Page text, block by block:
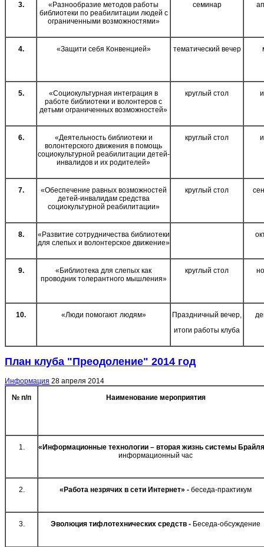
3.
«Разнообразие методов работы
библиотеки по реабилитации людей с
ограниченными возможностями»
семинар
4. «Защити себя Конвенцией» тематический вечер
5.
«Социокультурная интеграция в
работе библиотеки и волонтеров с
детьми ограниченных возможностей»
круглый стол
6.
«Деятельность библиотеки и
волонтерского движения в помощь
социокультурной реабилитации детей-
инвалидов и их родителей»
круглый стол
7.
«Обеспечение равных возможностей
детей-инвалидам средства
социокультурной реабилитации»
круглый стол
8.
«Развитие сотрудничества библиотеки
для слепых и волонтерское движение»
9.
«Библиотека для слепых как
проводник толерантного мышления»
круглый стол
10. «Люди помогают людям»
Праздничный вечер,
итоги работы клуба
План клуба "Преодоление" 2014 год
Информация 28 апреля 2014
№ п/п
Наименование мероприятия
1.
«Информационные технологии – вторая жизнь системы
информационный час
2. «Работа незрячих в сети Интернет» - беседа-практикум
3. Эволюция тифлотехнических средств - Беседа-обсуждение